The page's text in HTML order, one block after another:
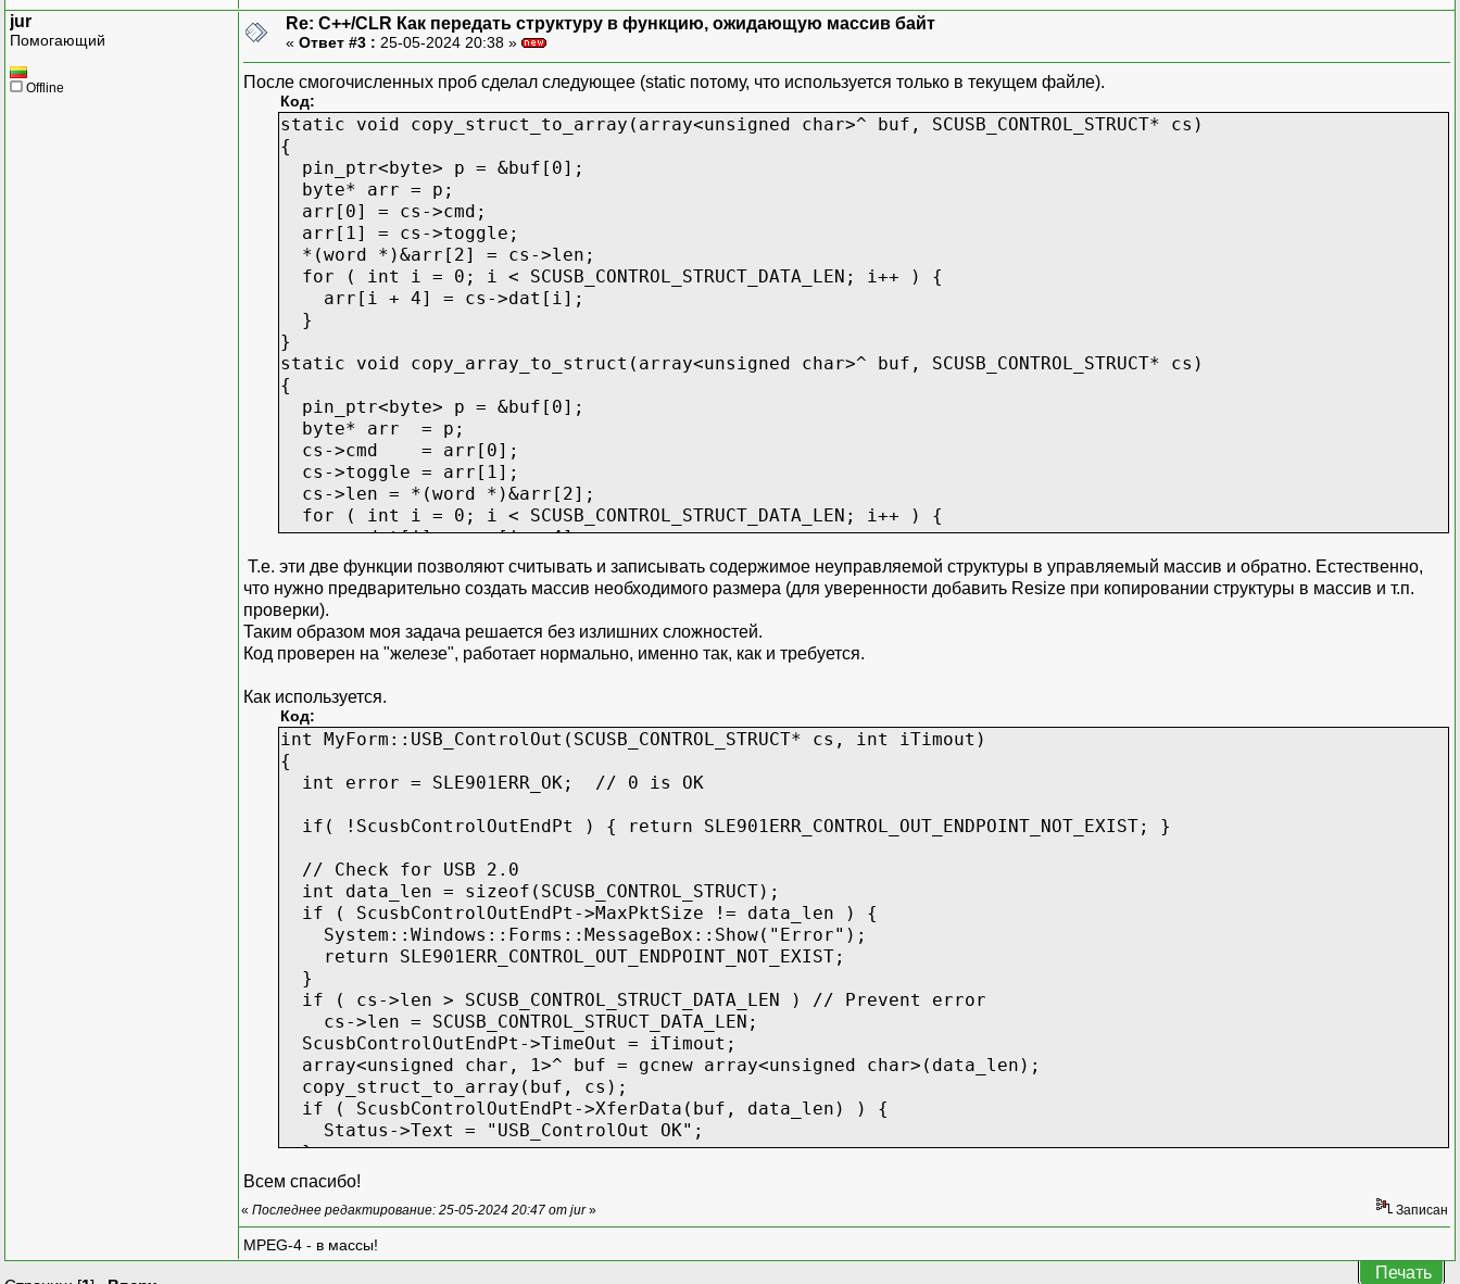
jur
Помогающий
Offline
Re: C++/CLR Как передать структуру в функцию, ожидающую массив байт
« Ответ #3 : 25-05-2024 20:38 »
После смогочисленных проб сделал следующее (static потому, что используется только в текущем файле).
Код:
static void copy_struct_to_array(array<unsigned char>^ buf, SCUSB_CONTROL_STRUCT* cs)
{
pin_ptr<byte> p = &buf[0];
byte* arr = p;
arr[0] = cs->cmd;
arr[1] = cs->toggle;
*(word *)&arr[2] = cs->len;
for ( int i = 0; i < SCUSB_CONTROL_STRUCT_DATA_LEN; i++ ) {
arr[i + 4] = cs->dat[i];
}
}
static void copy_array_to_struct(array<unsigned char>^ buf, SCUSB_CONTROL_STRUCT* cs)
{
pin_ptr<byte> p = &buf[0];
byte* arr = p;
cs->cmd = arr[0];
cs->toggle = arr[1];
cs->len = *(word *)&arr[2];
for ( int i = 0; i < SCUSB_CONTROL_STRUCT_DATA_LEN; i++ ) {
cs->dat[i] = arr[i + 4];
}
}
Т.е. эти две функции позволяют считывать и записывать содержимое неуправляемой структуры в управляемый массив и обратно. Естественно,
что нужно предварительно создать массив необходимого размера (для уверенности добавить Resize при копировании структуры в массив и т.п.
проверки).
Таким образом моя задача решается без излишних сложностей.
Код проверен на "железе", работает нормально, именно так, как и требуется.
Как используется.
Код:
int MyForm::USB_ControlOut(SCUSB_CONTROL_STRUCT* cs, int iTimout)
{
int error = SLE901ERR_OK; // 0 is OK
if( !ScusbControlOutEndPt ) { return SLE901ERR_CONTROL_OUT_ENDPOINT_NOT_EXIST; }
// Check for USB 2.0
int data_len = sizeof(SCUSB_CONTROL_STRUCT);
if ( ScusbControlOutEndPt->MaxPktSize != data_len ) {
System::Windows::Forms::MessageBox::Show("Error");
return SLE901ERR_CONTROL_OUT_ENDPOINT_NOT_EXIST;
}
if ( cs->len > SCUSB_CONTROL_STRUCT_DATA_LEN ) // Prevent error
cs->len = SCUSB_CONTROL_STRUCT_DATA_LEN;
ScusbControlOutEndPt->TimeOut = iTimout;
array<unsigned char, 1>^ buf = gcnew array<unsigned char>(data_len);
copy_struct_to_array(buf, cs);
if ( ScusbControlOutEndPt->XferData(buf, data_len) ) {
Status->Text = "USB_ControlOut OK";
}
else {
}
return error;
}
Всем спасибо!
« Последнее редактирование: 25-05-2024 20:47 от jur» Записан
MPEG-4 - в массы!
Печать